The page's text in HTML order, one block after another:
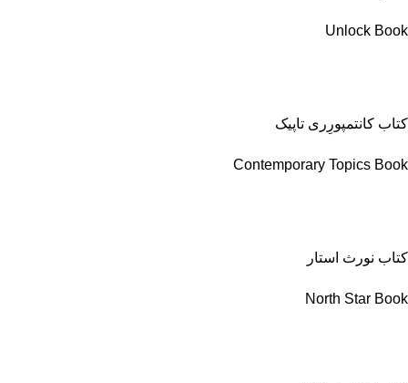
Unlock Book
کتاب کانتمپورِری تاپیک
Contemporary Topics Book
کتاب نورث استار
North Star Book